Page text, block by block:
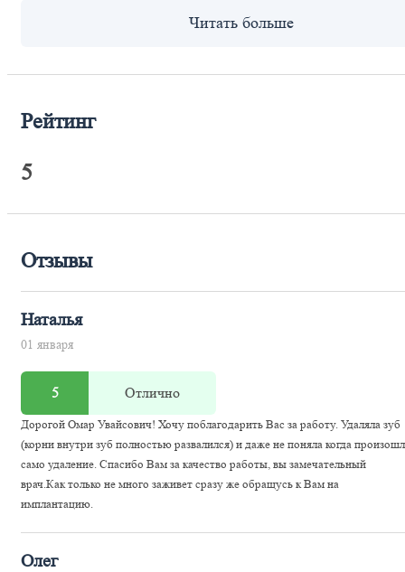
Рейтинг
5
Отзывы
Наталья
01 января
5 Отлично
Дорогой Омар Увайсович! Хочу поблагодарить Вас за работу. Удаляла зуб
(корни внутри зуб полностью развалился) и даже не поняла когда
само удаление. Спасибо Вам за качество работы, вы замечательный
врач.Как только не много заживет сразу же обращусь к Вам на
имплантацию.
Олег